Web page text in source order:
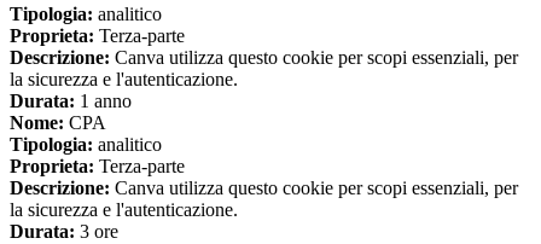
Tipologia: analitico
Proprieta: Terza-parte
Descrizione: Canva utilizza questo cookie per scopi essenziali, per
la sicurezza e l'autenticazione.
Durata: 1 anno
Nome: CPA
Tipologia: analitico
Proprieta: Terza-parte
Descrizione: Canva utilizza questo cookie per scopi essenziali, per
la sicurezza e l'autenticazione.
Durata: 3 ore